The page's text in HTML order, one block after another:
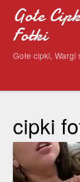
Gołe
Fotki
Gołe cipki,
cipki